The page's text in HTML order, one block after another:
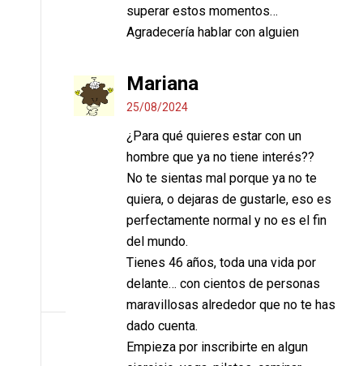
superar estos momentos…
Agradecería hablar con alguien
Mariana
25/08/2024
¿Para qué quieres estar con un
hombre que ya no tiene interés??
No te sientas mal porque ya no te
quiera, o dejaras de gustarle, eso es
perfectamente normal y no es el fin
del mundo.
Tienes 46 años, toda una vida por
delante… con cientos de personas
maravillosas alrededor que no te has
dado cuenta.
Empieza por inscribirte en algun